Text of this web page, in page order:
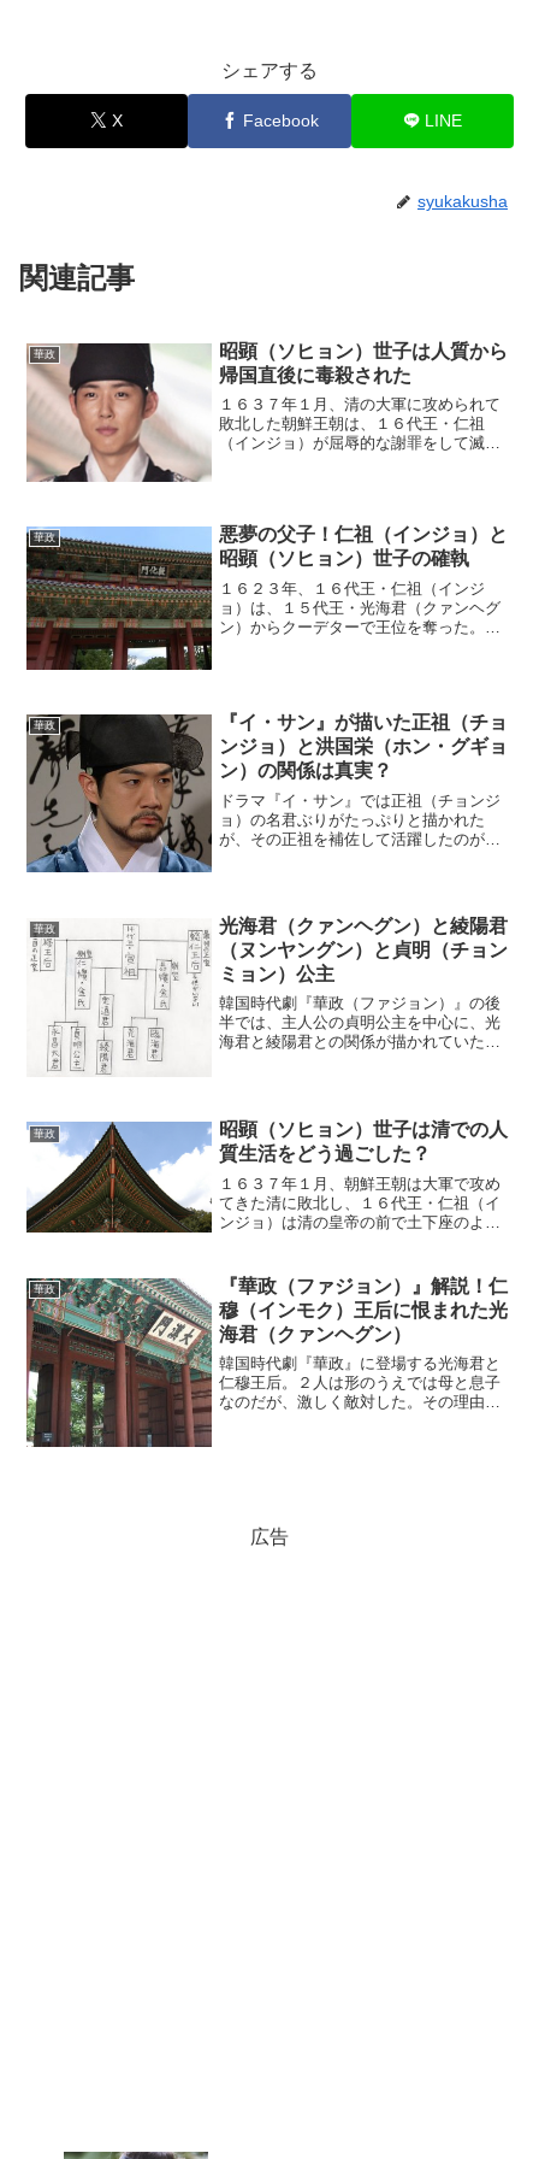
シェアする
X Facebook LINE
syukakusha
関連記事
華政
昭顕（ソヒョン）世子は人質から
帰国直後に毒殺された
１６３７年１月、清の大軍に攻められて
敗北した朝鮮王朝は、１６代王・仁祖
（インジョ）が屈辱的な謝罪をして滅亡
質生活を終えて母国に帰って...
華政
悪夢の父子！仁祖（インジョ）と
昭顕（ソヒョン）世子の確執
１６２３年、１６代王・仁祖（インジ
ョ）は、１５代王・光海君（クァンヘグ
ン）からクーデターで王位を奪った。有
華政
『イ・サン』が描いた正祖（チョ
ンジョ）と洪国栄（ホン・グギョ
ン）の関係は真実？
ドラマ『イ・サン』では正祖（チョンジ
ョ）の名君ぶりがたっぷりと描かれた
が、その正祖を補佐して活躍したのが洪
１７７６年に即位して政治改革...
華政
光海君（クァンヘグン）と綾陽君
（ヌンヤングン）と貞明（チョン
ミョン）公主
韓国時代劇『華政（ファジョン）』の後
半では、主人公の貞明公主を中心に、光
海君と綾陽君との関係が描かれていた。
ンジョ）の最初の正室は懿...
華政
昭顕（ソヒョン）世子は清での人
質生活をどう過ごした？
１６３７年１月、朝鮮王朝は大軍で攻め
てきた清に敗北し、１６代王・仁祖（イ
ンジョ）は清の皇帝の前で土下座のよう
となった王子たち朝鮮王朝は清に莫大な
賠償金を取られた。それば...
華政
『華政（ファジョン）』解説！仁
穆（インモク）王后に恨まれた光
海君（クァンヘグン）
韓国時代劇『華政』に登場する光海君と
仁穆王后。２人は形のうえでは母と息子
なのだが、激しく敵対した。その理由は
広告